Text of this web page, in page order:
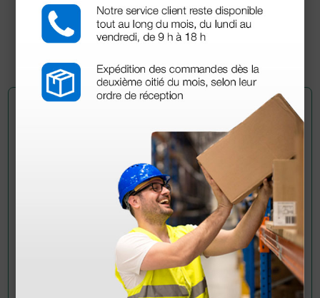
47,20 €
(Precio sin IVA)
Pregúntale a un colega
¿Todavía tienes alguna duda? ¿Necesitas más
Envía ahora mismo tu pregunta a los colegas que ya
han adquirido este producto.